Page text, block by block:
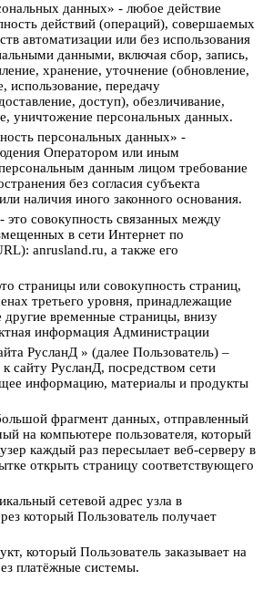
данных» - любое действие
действий (операций), совершаемых
автоматизации или без использования
данными, включая сбор, запись,
хранение, уточнение (обновление,
использование, передачу
доступ), обезличивание,
уничтожение персональных данных.
персональных данных» -
Оператором или иным
данным лицом требование
без согласия субъекта
наличия иного законного основания.
это совокупность связанных между
в сети Интернет по
anrusland.ru, а также его
страницы или совокупность страниц,
третьего уровня, принадлежащие
другие временные страницы, внизу
информация Администрации
РусланД » (далее Пользователь) –
сайту РусланД, посредством сети
информацию, материалы и продукты
фрагмент данных, отправленный
на компьютере пользователя, который
каждый раз пересылает веб-серверу в
открыть страницу соответствующего
сетевой адрес узла в
который Пользователь получает
который Пользователь заказывает на
платёжные системы.